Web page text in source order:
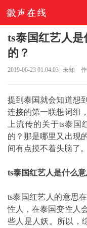
ts泰国红艺人
的？
2019-06-23 01:04:03 未知
提到泰国就会知道想
连接的第一联想词组
上流传的关于ts泰
的？那是哪里又出现
间有点摸不着头脑了。
ts泰国红艺人是什么
ts泰国红艺人的意思
性人，在泰国变性人
些人是人妖。所以，